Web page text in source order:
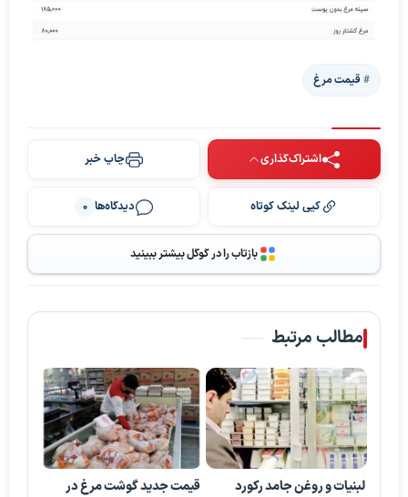
قیمت مرغ
اشتراک‌گذاری چاپ خبر
کپی لینک کوتاه دیدگاه‌ها 0
بازتاب را در گوگل بیشتر ببینید
مطالب مرتبط
لبنیات و روغن جامد رکورد
قیمت جدید گوشت مرغ در